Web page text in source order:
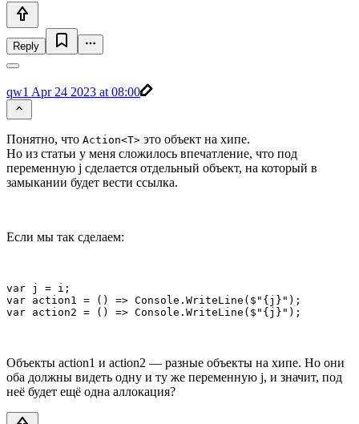
Reply
qw1 Apr 24 2023 at 08:00
Понятно, что Action<T> это объект на хипе.
Но из статьи у меня сложилось впечатление, что под
переменную j сделается отдельный объект, на который в
замыкании будет вести ссылка.
Если мы так сделаем:
var j = i;
var action1 = () => Console.WriteLine($"{j}");
var action2 = () => Console.WriteLine($"{j}");
Объекты action1 и action2 — разные объекты на хипе. Но они
оба должны видеть одну и ту же переменную j, и значит, под
неё будет ещё одна аллокация?